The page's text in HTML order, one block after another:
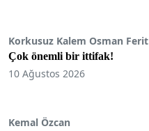
Korkusuz Kalem Osman Ferit
Çok önemli bir ittifak!
10 Ağustos 2026
Kemal Özcan